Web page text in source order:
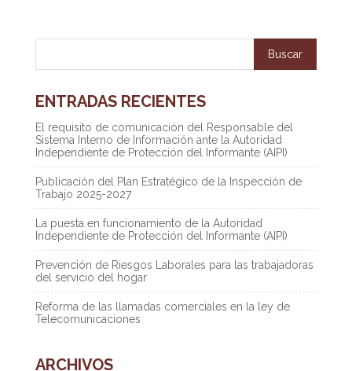
ENTRADAS RECIENTES
El requisito de comunicación del Responsable del
Sistema Interno de Información ante la Autoridad
Independiente de Protección del Informante (AIPI)
Publicación del Plan Estratégico de la Inspección de
Trabajo 2025-2027
La puesta en funcionamiento de la Autoridad
Independiente de Protección del Informante (AIPI)
Prevención de Riesgos Laborales para las trabajadoras
del servicio del hogar
Reforma de las llamadas comerciales en la ley de
Telecomunicaciones
ARCHIVOS